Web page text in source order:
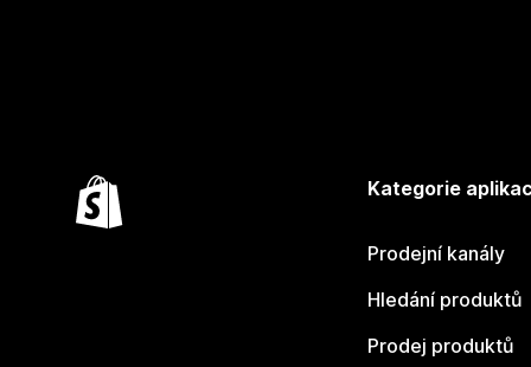
Kategorie
Prodejní kanály
Hledání produktů
Prodej produktů